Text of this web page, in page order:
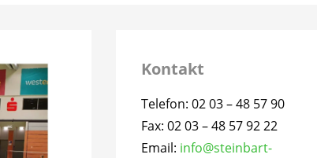
Kontakt
Telefon: 02 03 – 48 57 90
Fax: 02 03 – 48 57 92 22
Email: info@steinbart-